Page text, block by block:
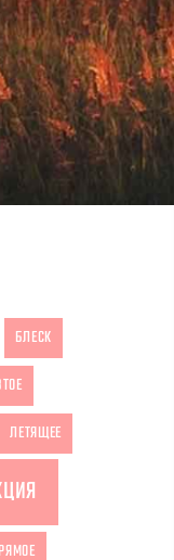
БЛЕСК
ЛЕТЯЩЕЕ